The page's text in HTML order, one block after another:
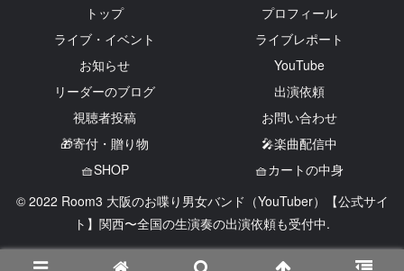
トップ
プロフィール
ライブ・イベント
ライブレポート
お知らせ
YouTube
リーダーのブログ
出演依頼
視聴者投稿
お問い合わせ
🎁寄付・贈り物
🎤楽曲配信中
🧺SHOP
🧺カートの中身
© 2022 Room3 大阪のお喋り男女バンド（YouTuber）【公式サイ
ト】関西〜全国の生演奏の出演依頼も受付中.